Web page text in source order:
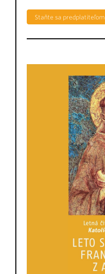
Staňte sa predplatiteľom